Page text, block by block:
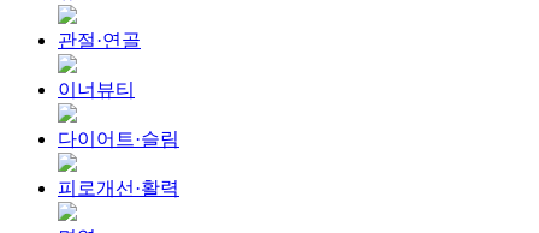
관절·연골
이너뷰티
다이어트·슬림
피로개선·활력